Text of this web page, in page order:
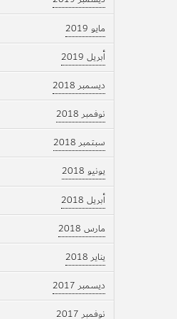
مايو 2019
أبريل 2019
ديسمبر 2018
نوفمبر 2018
سبتمبر 2018
يونيو 2018
أبريل 2018
مارس 2018
يناير 2018
ديسمبر 2017
نوفمبر 2017